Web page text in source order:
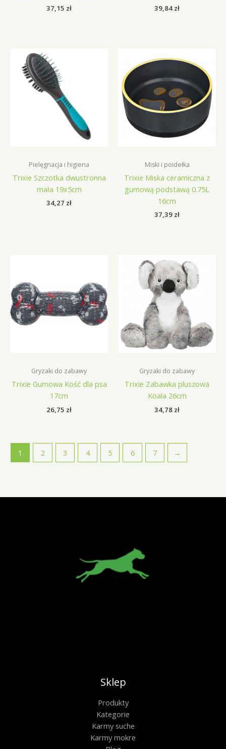
37,15 zł 39,84 zł
Pielęgnacja i higiena
Trixie Szczotka dwustronna
mała 19x5cm
34,27 zł
Miski i poidełka
Trixie Miska ceramiczna z
gumową podstawą 0.75L
16cm
37,39 zł
Gryzaki do zabawy
Trixie Gumowa Kość dla psa
17cm
26,75 zł
Gryzaki do zabawy
Trixie Zabawka pluszowa
Koala 26cm
34,78 zł
1 2 3 4 5 6 7 →
Sklep
Produkty
Kategorie
Karmy suche
Karmy mokre